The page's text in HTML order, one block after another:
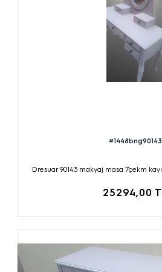
#1448bng90143
Dresuar 90143 makyaj masa 7çekm
25294,00